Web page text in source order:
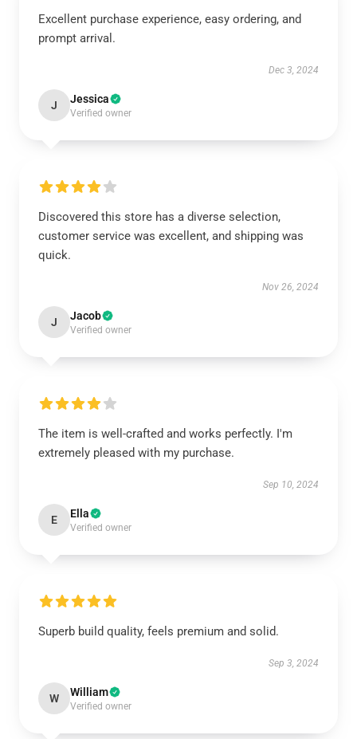
Excellent purchase experience, easy ordering, and
prompt arrival.
Dec 3, 2024
J Jessica
Verified owner
Discovered this store has a diverse selection,
customer service was excellent, and shipping was
quick.
Nov 26, 2024
J Jacob
Verified owner
The item is well-crafted and works perfectly. I'm
extremely pleased with my purchase.
Sep 10, 2024
E Ella
Verified owner
Superb build quality, feels premium and solid.
Sep 3, 2024
W William
Verified owner